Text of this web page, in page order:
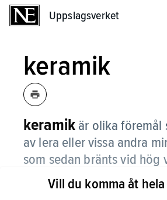
Uppslagsverket
keramik
keramik är olika föremål
av lera eller vissa andra
som sedan bränts vid hög
Vill du komma åt